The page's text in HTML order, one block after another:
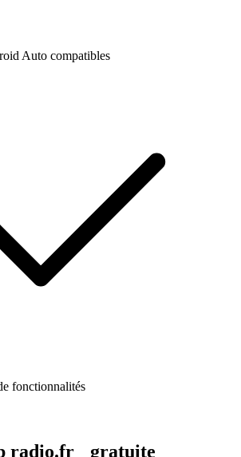
Auto compatibles
fonctionnalités
radio.fr gratuite